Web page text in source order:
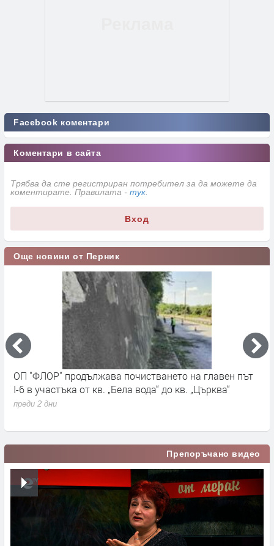
Facebook коментари
Коментари в сайта
Трябва да сте регистриран потребител за да можете да
коментирате. Правилата - тук
Вход
Още новини от Перник
ОП "ФЛОР" продължава почистването на главен път
I-6 в участъка от кв. „Бела вода“ до кв. „Църква“
преди 2 дни
Препоръчано видео